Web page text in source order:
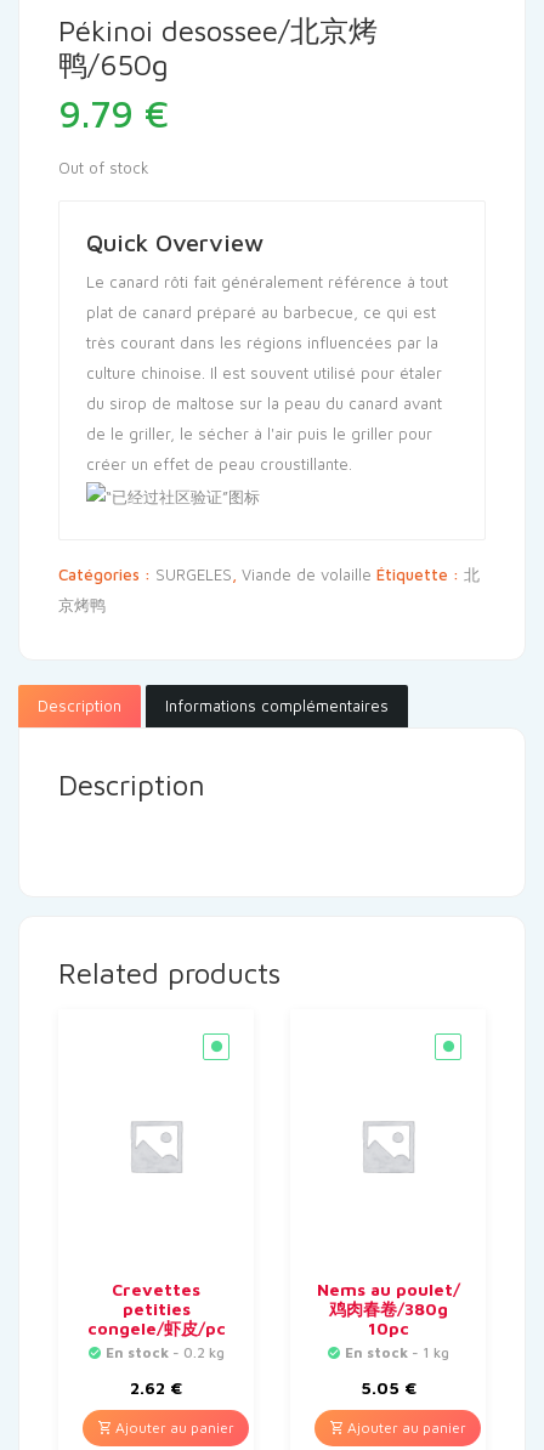
Pékinoi desossee/北京烤
鸭/650g
9.79 €
Out of stock
Quick Overview
Le canard rôti fait généralement référence à tout
plat de canard préparé au barbecue, ce qui est
très courant dans les régions influencées par la
culture chinoise. Il est souvent utilisé pour étaler
du sirop de maltose sur la peau du canard avant
de le griller, le sécher à l'air puis le griller pour
créer un effet de peau croustillante.
Catégories : SURGELES Viande de volaille Étiquette : 北
京烤鸭
Description Informations complémentaires
Description
Related products
Crevettes
petities
congele/虾皮/pc
En stock - 0.2 kg
2.62 €
Ajouter au panier
Nems au poulet/
鸡肉春卷/380g
10pc
En stock - 1 kg
5.05 €
Ajouter au panier